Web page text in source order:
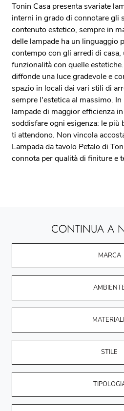
Tonin Casa presenta svariate
interni in grado di connotare gli
contenuto estetico, sempre in
delle lampade ha un linguaggio
contempo con gli arredi di casa,
funzionalità con quelle
diffonde una luce gradevole e
spazio in locali dai vari stili di
sempre l'estetica al massimo.
lampade di maggior efficienza
soddisfare ogni esigenza: le più
ti attendono. Non vincola
Lampada da tavolo Petalo di
connota per qualità di finiture e
CONTINUA A
MARCA
STILE